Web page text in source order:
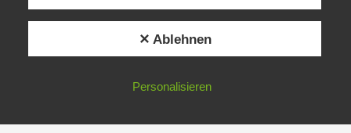
✕ Ablehnen
Personalisieren